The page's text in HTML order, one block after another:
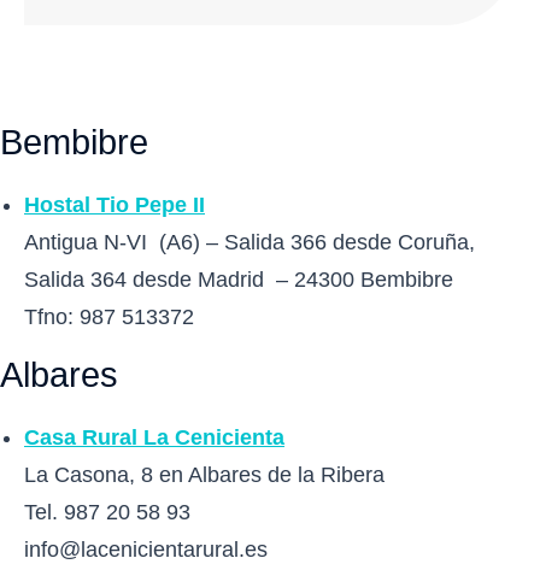
Bembibre
Hostal Tio Pepe II
Antigua N-VI (A6) – Salida 366 desde Coruña,
Salida 364 desde Madrid – 24300 Bembibre
Tfno: 987 513372
Albares
Casa Rural La Cenicienta
La Casona, 8 en Albares de la Ribera
Tel. 987 20 58 93
info@lacenicientarural.es